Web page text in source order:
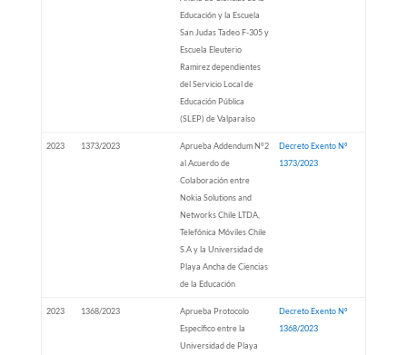
Educación y la Escuela
San Judas Tadeo F-305 y
Escuela Eleuterio
Ramirez dependientes
del Servicio Local de
Educación Pública
(SLEP) de Valparaíso
2023 1373/2023
Aprueba Addendum N°2
al Acuerdo de
Colaboración entre
Nokia Solutions and
Networks Chile LTDA,
Telefónica Móviles Chile
S.A y la Universidad de
Playa Ancha de Ciencias
de la Educación
Decreto Exento Nº
1373/2023
2023 1368/2023
Aprueba Protocolo
Específico entre la
Universidad de Playa
Decreto Exento Nº
1368/2023